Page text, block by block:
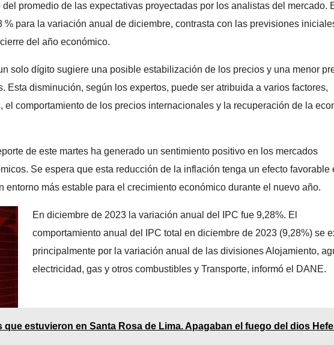
promedio de las expectativas proyectadas por los analistas del mercado.
para la variación anual de diciembre, contrasta con las previsiones
del año económico.
solo dígito sugiere una posible estabilización de los precios y una menor
Esta disminución, según los expertos, puede ser atribuida a varios factores,
comportamiento de los precios internacionales y la recuperación de la
de este martes ha generado un sentimiento positivo en los mercados
Se espera que esta reducción de la inflación tenga un efecto favorable
entorno más estable para el crecimiento económico durante el nuevo año.
En diciembre de 2023 la variación anual del IPC fue 9,28%. El
comportamiento anual del IPC total en diciembre de 2023 (9,28%) se
principalmente por la variación anual de las divisiones Alojamiento,
electricidad, gas y otros combustibles y Transporte, informó el DANE.
estuvieron en Santa Rosa de Lima. Apagaban el fuego del dios